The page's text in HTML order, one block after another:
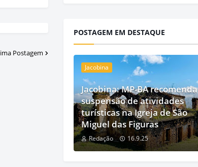
Postagem
POSTAGEM EM DESTAQUE
Jacobina
Jacobina: MP-BA recomenda
suspensão de atividades
turísticas na Igreja de São
Miguel das Figuras
Redação 16.9.25